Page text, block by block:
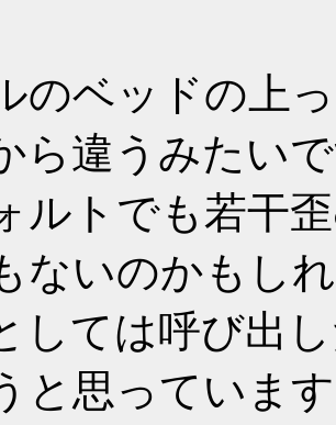
のベッドの上
ら違うみたい
ルトでも若干
ないのかもし
しては呼び出
と思っていま